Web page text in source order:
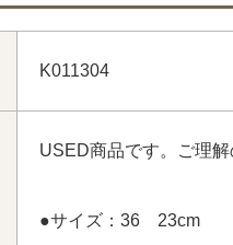
ス アディダスゴルフ adidas
×スカート】【中古 レディー
スカート 1(S) 白 ホワイト 軽
ィース デサントゴルフ
K011304
USED商品です。ご理解
●サイズ：36 23cm